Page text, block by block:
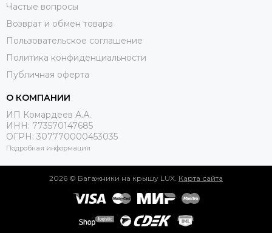
Частые вопросы
Возврат и обмен товара
Пользовательское соглашение
Политика конфиденциальности
Публичная оферта
О КОМПАНИИ
ИП Комардеев А.А.
ИНН: 773570147685
ОГРН: 307770000453035
Подробная информация
2026 © Багажники на крышу LUX. Карта сайта